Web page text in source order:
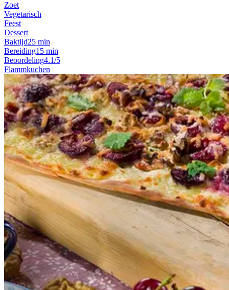
Zoet
Vegetarisch
Feest
Dessert
Baktijd25 min
Bereiding15 min
Beoordeling4.1/5
Flammkuchen